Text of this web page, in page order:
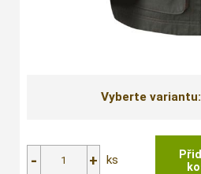
Vyberte variantu:
ks